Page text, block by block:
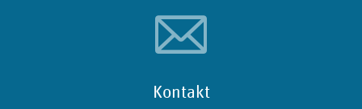
Kontakt